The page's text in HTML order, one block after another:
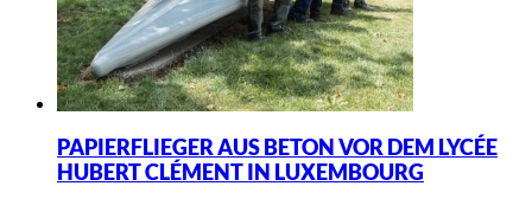
PAPIERFLIEGER AUS BETON VOR DEM LYCÉE
HUBERT CLÉMENT IN LUXEMBOURG